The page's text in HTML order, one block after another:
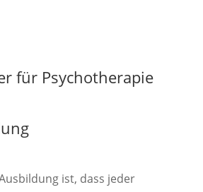
für Psychotherapie
ist, dass jeder